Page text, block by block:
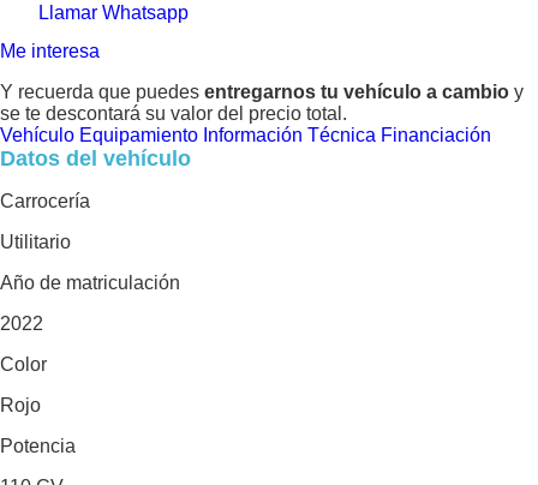
Llamar Whatsapp
Me interesa
Y recuerda que puedes entregarnos tu vehículo a cambio y
se te descontará su valor del precio total.
Vehículo Equipamiento Información Técnica Financiación
Datos del vehículo
Carrocería
Utilitario
Año de matriculación
2022
Color
Rojo
Potencia